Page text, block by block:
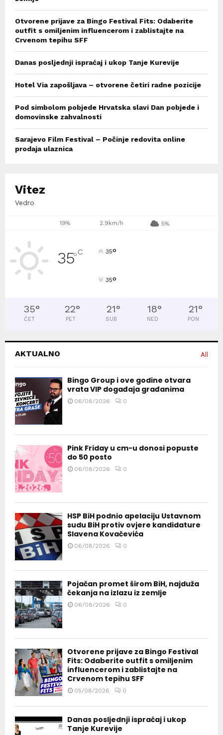
Otvorene prijave za Bingo Festival Fits: Odaberite
outfit s omiljenim influencerom i zablistajte na
Crvenom tepihu SFF
Danas posljednji ispraćaj i ukop Tanje Kurevije
Hotel Via zapošljava – otvorene četiri radne pozicije
Pod simbolom pobjede Hrvatska slavi Dan pobjede i
domovinske zahvalnosti
Sarajevo Film Festival – Počinje redovita online
prodaja ulaznica
Vitez
Vedro
19% 2.9km/h 5%
35°C 35°
35°
35°
ČET
22°
PET
21°
SUB
18°
NED
21°
PON
AKTUALNO All
Bingo Group i ove godine otvara
vrata VIP događaja građanima
06/08/2026 0
Pink Friday u cm-u donosi popuste
do 50 posto
06/08/2026 0
HSP BiH podnio apelaciju Ustavnom
sudu BiH protiv ovjere kandidature
Slavena Kovačevića
06/08/2026 0
Pojačan promet širom BiH, najduža
čekanja na izlazu iz zemlje
06/08/2026 0
Otvorene prijave za Bingo Festival
Fits: Odaberite outfit s omiljenim
influencerom i zablistajte na
Crvenom tepihu SFF
05/08/2026 0
Danas posljednji ispraćaj i ukop
Tanje Kurevije